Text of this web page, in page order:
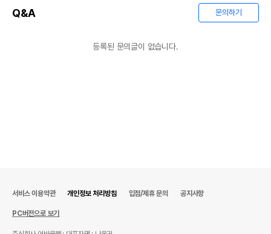
Q&A 문의하기
등록된 문의글이 없습니다.
서비스 이용약관 개인정보 처리방침 입점/제휴 문의 공지사항
PC버전으로 보기